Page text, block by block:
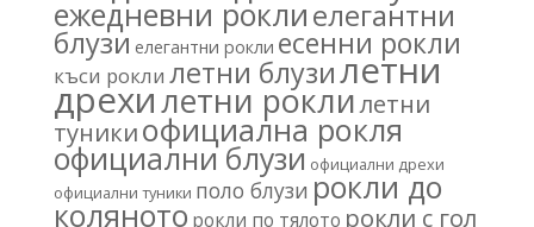
ежедневни роклиелегантни
блузи елегантни рокли есенни рокли
къси рокли летни блузилетни
дрехилетни роклилетни
туникиофициална рокля
официални блузи официални дрехи
официални туники поло блузи рокли до
коляното рокли по тялото рокли с гол